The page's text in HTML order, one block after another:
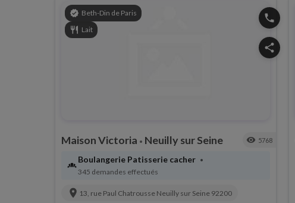
verified Beth-Din de Paris
restaurant Lait
phone
share
Maison Victoria • Neuilly sur Seine visibility 5768
bakery_dining
Boulangerie Patisserie cacher •
345 demandes effectués
location_on 13, rue Paul Chatrousse Neuilly sur Seine 92200